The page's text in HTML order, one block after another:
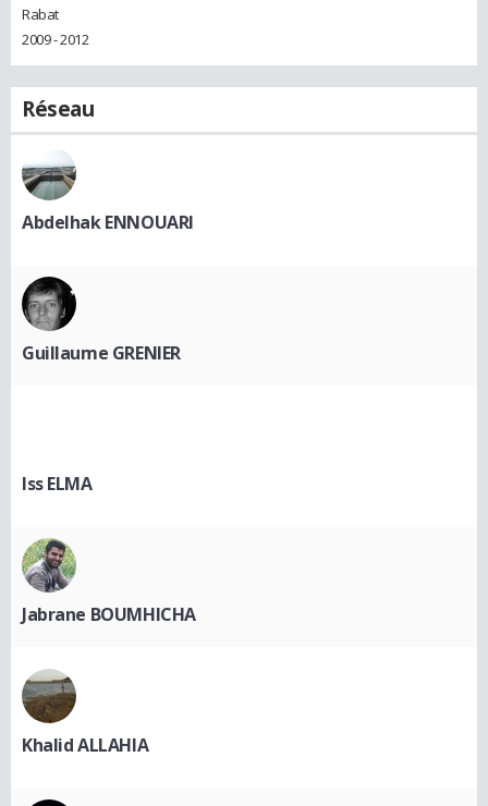
Rabat
2009 - 2012
Réseau
Abdelhak ENNOUARI
Guillaume GRENIER
Iss ELMA
Jabrane BOUMHICHA
Khalid ALLAHIA